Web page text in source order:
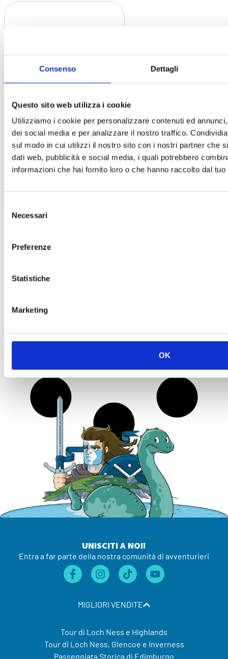
Consenso Dettagli
Questo sito web utilizza i cookie
Utilizziamo i cookie per personalizzare contenuti ed
dei social media e per analizzare il nostro traffico.
sul modo in cui utilizzi il nostro sito con i nostri partner che
dati web, pubblicità e social media, i quali potrebbero
informazioni che hai fornito loro o che hanno raccolto dal
delNecessari
Preferenze
Statistiche
Marketing
OK
Guida della città
sotterranea di
Edimburgo
I segreti nascosti nei
sotterranei di Edimburgo
Parte del fascino e del mistero
che circonda Edimburgo è
UNISCITI A NOI!
Entra a far parte della nostra comunità di avventurieri
MIGLIORI VENDITE
Tour di Loch Ness e Highlands
Tour di Loch Ness, Glencoe e Inverness
Passeggiata Storica di Edimburgo